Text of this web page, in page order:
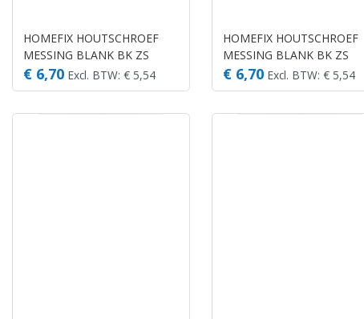
HOMEFIX HOUTSCHROEF
MESSING BLANK BK ZS
3.0X20 (30)
€ 6,70 Excl. BTW: € 5,54
HOMEFIX HOUTSCHROEF
MESSING BLANK BK ZS
3.5X16 (30)
€ 6,70 Excl. BTW: € 5,54